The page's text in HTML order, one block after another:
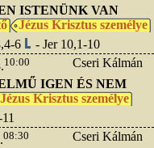
ISTENÜNK VAN
Jézus Krisztus személye
6
- Jer 10,1-10
10:00
Cseri Kálmán
IGEN ÉS NEM
Jézus Krisztus személye
08:30
Cseri Kálmán